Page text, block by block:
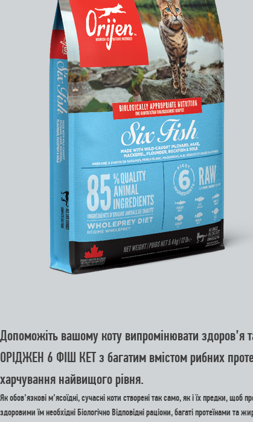
Допоможіть вашому коту випромінювати
ОРІДЖЕН 6 ФІШ КЕТ з багатим вмістом рибних
харчування найвищого рівня.
Як обов’язкові м’ясоїдні, сучасні коти створені так само, як і їх предки, щоб
здоровими їм необхідні Біологічно Відповідні раціони, багаті протеїнами та